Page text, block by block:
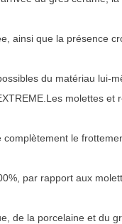
ainsi que la présence
du matériau lui-
molettes et
le
par rapport aux
de la porcelaine et du